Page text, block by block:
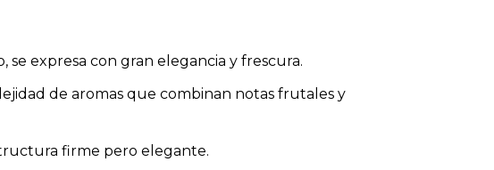
se expresa con gran elegancia y frescura.
de aromas que combinan notas frutales y
firme pero elegante.